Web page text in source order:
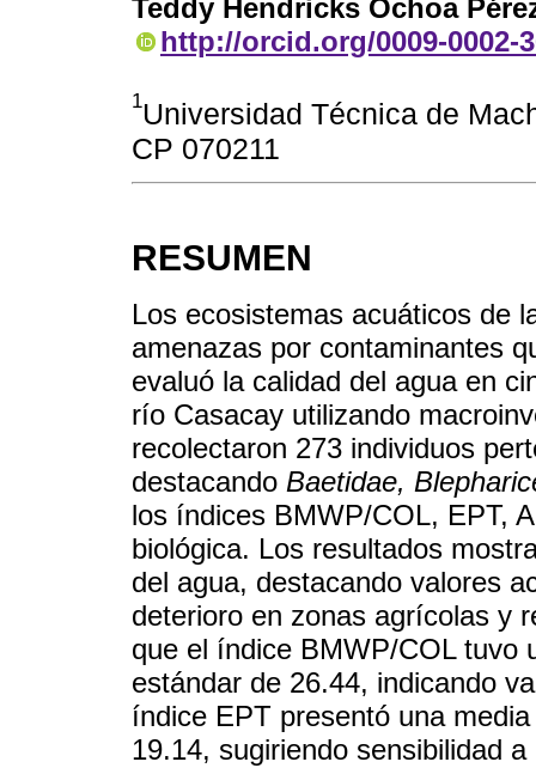
Teddy Hendricks Ochoa
http://orcid.org/0009-0002-
1Universidad Técnica de
CP 070211
RESUMEN
Los ecosistemas acuáticos de
amenazas por contaminantes
evaluó la calidad del agua en
río Casacay utilizando
recolectaron 273 individuos
destacando Baetidae,
los índices BMWP/COL, EPT,
biológica. Los resultados
del agua, destacando valores
deterioro en zonas agrícolas y
que el índice BMWP/COL tuvo
estándar de 26.44, indicando
índice EPT presentó una
19.14, sugiriendo sensibilidad